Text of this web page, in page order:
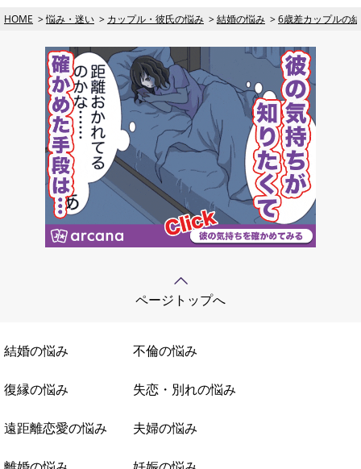
HOME 悩み・迷い カップル・彼氏の悩み 結婚の悩み 6歳差カップルの
ページトップへ
結婚の悩み 不倫の悩み
復縁の悩み 失恋・別れの悩み
遠距離恋愛の悩み 夫婦の悩み